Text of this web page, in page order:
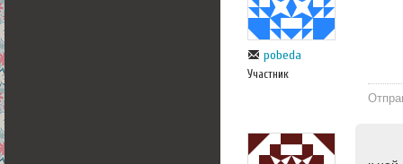
pobeda
Участник